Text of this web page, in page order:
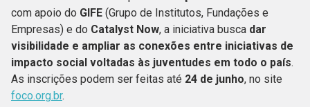
com apoio do GIFE (Grupo de Institutos, Fundações e
Empresas) e do Catalyst Now, a iniciativa busca dar
visibilidade e ampliar as conexões entre iniciativas de
impacto social voltadas às juventudes em todo o país.
As inscrições podem ser feitas até 24 de junho, no site
foco.org.br.